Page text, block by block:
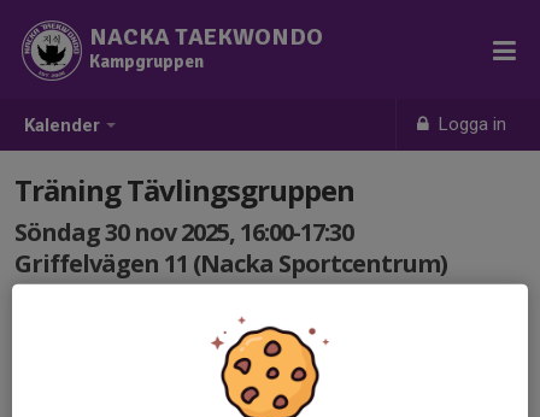
Kalender Logga in
NACKA TAEKWONDO
Kampgruppen
Träning Tävlingsgruppen
Söndag 30 nov 2025, 16:00-17:30
Griffelvägen 11 (Nacka Sportcentrum)